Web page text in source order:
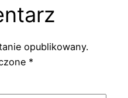
opublikowany.
*